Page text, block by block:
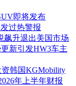
即将发布
过热警报
飙升退出美国市场
新引发HW3车主
韩国KGMobility
年上半年财报